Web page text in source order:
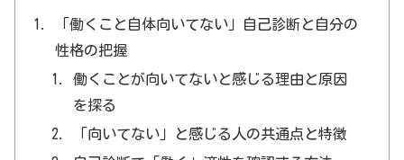
「働くこと自体向いてない」自己診断と自分の
性格の把握
働くことが向いてないと感じる理由と原因
を探る
「向いてない」と感じる人の共通点と特徴